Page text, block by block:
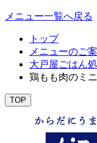
メニュー一覧へ戻る
トップ
メニューのご
大戸屋ごはん
鶏もも肉のミ
TOP